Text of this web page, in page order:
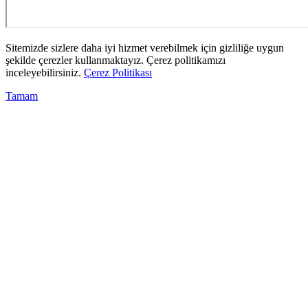
Sitemizde sizlere daha iyi hizmet verebilmek için gizliliğe uygun
şekilde çerezler kullanmaktayız. Çerez politikamızı
inceleyebilirsiniz. Çerez Politikası
Tamam